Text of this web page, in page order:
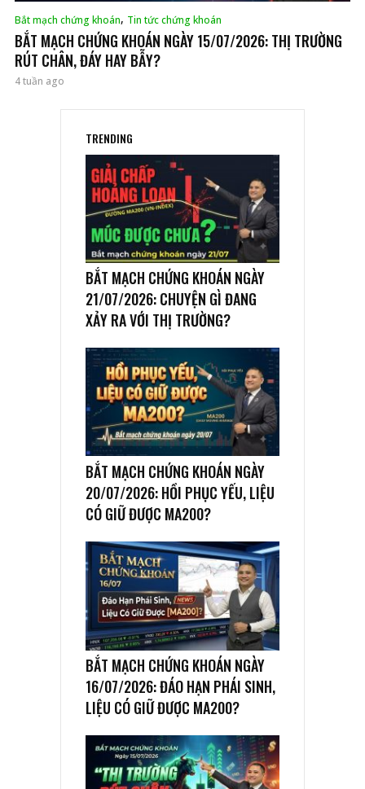
Bắt mạch chứng khoán, Tin tức chứng khoán
BẮT MẠCH CHỨNG KHOÁN NGÀY 15/07/2026: THỊ TRƯỜNG
RÚT CHÂN, ĐÁY HAY BẪY?
4 tuần ago
TRENDING
BẮT MẠCH CHỨNG KHOÁN NGÀY
21/07/2026: CHUYỆN GÌ ĐANG
XẢY RA VỚI THỊ TRƯỜNG?
BẮT MẠCH CHỨNG KHOÁN NGÀY
20/07/2026: HỒI PHỤC YẾU, LIỆU
CÓ GIỮ ĐƯỢC MA200?
BẮT MẠCH CHỨNG KHOÁN NGÀY
16/07/2026: ĐÁO HẠN PHÁI SINH,
LIỆU CÓ GIỮ ĐƯỢC MA200?